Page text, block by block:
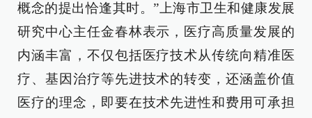
概念的提出恰逢其时。”上海市卫生和健康发展
研究中心主任金春林表示，医疗高质量发展的
内涵丰富，不仅包括医疗技术从传统向精准医
疗、基因治疗等先进技术的转变，还涵盖价值
医疗的理念，即要在技术先进性和费用可承担